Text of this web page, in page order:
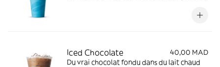
Iced Chocolate
40,00 MAD
Du vrai chocolat fondu dans du lait chaud